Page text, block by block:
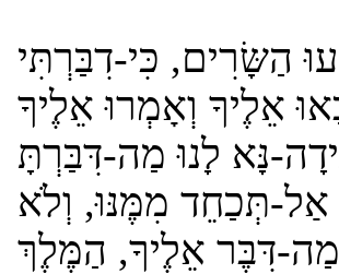
הַשָּׂרִים, כִּי-דִבַּרְתִּי
אֵלֶיךָ וְאָמְרוּ אֵלֶיךָ
נָּא לָנוּ מַה-דִּבַּרְתָּ
תְּכַחֵד מִמֶּנּוּ, וְלֹא